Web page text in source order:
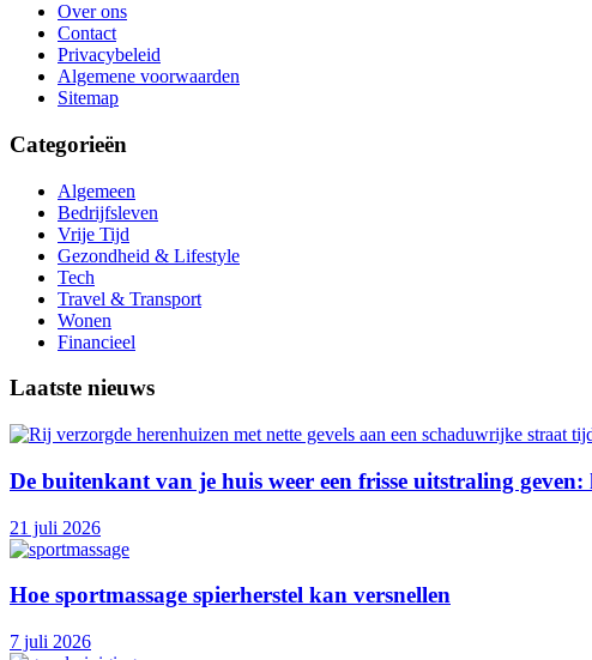
Over ons
Contact
Privacybeleid
Algemene voorwaarden
Sitemap
Categorieën
Algemeen
Bedrijfsleven
Vrije Tijd
Gezondheid & Lifestyle
Tech
Travel & Transport
Wonen
Financieel
Laatste nieuws
De buitenkant van je huis weer een frisse uitstraling
21 juli 2026
Hoe sportmassage spierherstel kan versnellen
7 juli 2026